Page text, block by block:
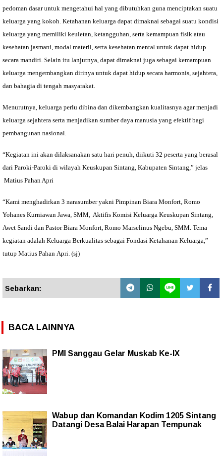
pedoman dasar untuk mengetahui hal yang dibutuhkan guna menciptakan suatu
keluarga yang kokoh. Ketahanan keluarga dapat dimaknai sebagai suatu kondisi
keluarga yang memiliki keuletan, ketangguhan, serta kemampuan fisik atau
kesehatan jasmani, modal materil, serta kesehatan mental untuk dapat hidup
secara mandiri. Selain itu lanjutnya, dapat dimaknai juga sebagai kemampuan
keluarga mengembangkan dirinya untuk dapat hidup secara harmonis, sejahtera,
dan bahagia di tengah masyarakat.
Menurutnya, keluarga perlu dibina dan dikembangkan kualitasnya agar menjadi
keluarga sejahtera serta menjadikan sumber daya manusia yang efektif bagi
pembangunan nasional.
“Kegiatan ini akan dilaksanakan satu hari penuh, diikuti 32 peserta yang berasal
dari Paroki-Paroki di wilayah Keuskupan Sintang, Kabupaten Sintang,” jelas
Matius Pahan Apri
“Kami menghadirkan 3 narasumber yakni Pimpinan Biara Monfort, Romo
Yohanes Kurniawan Jawa, SMM, Aktifis Komisi Keluarga Keuskupan Sintang,
Awet Sandi dan Pastor Biara Monfort, Romo Marselinus Ngebu, SMM. Tema
kegiatan adalah Keluarga Berkualitas sebagai Fondasi Ketahanan Keluarga,”
tutup Matius Pahan Apri. (sj)
Sebarkan:
BACA LAINNYA
PMI Sanggau Gelar Muskab Ke-IX
Wabup dan Komandan Kodim 1205 Sintang
Datangi Desa Balai Harapan Tempunak